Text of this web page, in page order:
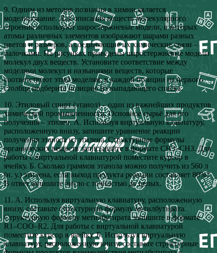
9. Одним из методов познания в химии является
моделирование. Для описания веществ молекулярного
строения используют шаростержневые модели, в которых
атомы различных элементов изображают шарами разных
цветов и размеров, а соединяющие их химические связи –
палочками. На рисунках приведены шаростержневые модели
молекул двух веществ. Установите соответствие между
моделями молекул и названиями веществ, которые
соответствуют этим моделям: к каждой позиции из первого
столбца подберите позицию из выпадающего списка.
10. Этиловый спирт (этанол) – один из важнейших продуктов
химической промышленности. Основное сырьё для его
получения – этилен. А. Используя виртуальную клавиатуру,
расположенную внизу, запишите уравнение реакции
получения этанола из этилена. Структурные формулы
органических веществ записывайте в формате СН3–СН3. Для
работы с виртуальной клавиатурой поместите курсор в
ячейку. Б. Сколько граммов этанола можно получить из 560 л
(н. у.) этилена, если выход продукта реакции составляет 80%?
В ответ запишите число с точностью до целых.
11. А. Используя виртуальную клавиатуру, расположенную
внизу, составьте структурную формулу метилбутирата.
Структурную формулу метилбутирата запишите в формате
R1–СOO–R2. Для работы с виртуальной клавиатурой
поместите курсор в ячейку. Б. Используя виртуальную
клавиатуру, расположенную внизу, составьте структурные